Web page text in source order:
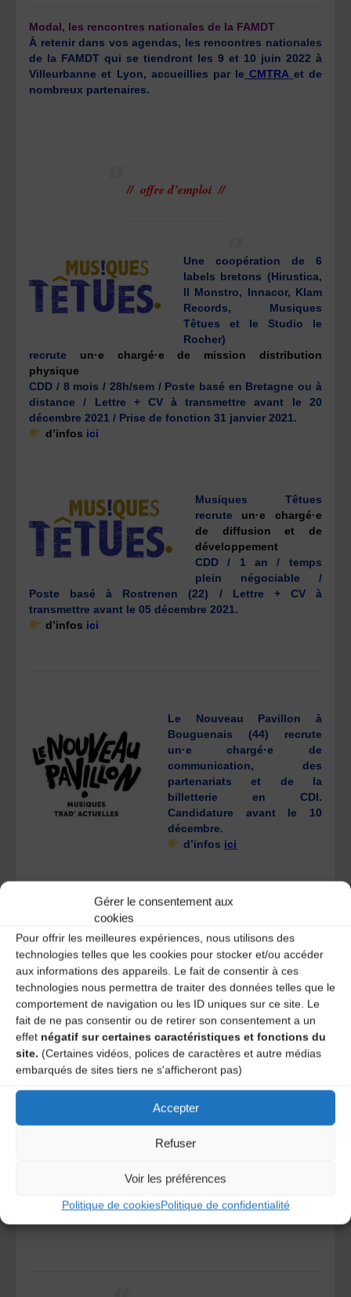
Gérer le consentement aux
cookies
Pour offrir les meilleures expériences, nous utilisons des
technologies telles que les cookies pour stocker et/ou accéder
aux informations des appareils. Le fait de consentir à ces
technologies nous permettra de traiter des données telles que le
comportement de navigation ou les ID uniques sur ce site. Le
fait de ne pas consentir ou de retirer son consentement a un
effet négatif sur certaines caractéristiques et fonctions du
site. (Certaines vidéos, polices de caractères et autre médias
embarqués de sites tiers ne s'afficheront pas)
Accepter
Refuser
Voir les préférences
Politique de cookiesPolitique de confidentialité
Modal, les rencontres nationales de la FAMDT
À retenir dans vos agendas, les rencontres nationales
de la FAMDT qui se tiendront les 9 et 10 juin 2022 à
Villeurbanne et Lyon, accueillies par le CMTRA et de
nombreux partenaires.
// offre d’emploi //
Une coopération de 6
labels bretons (Hirustica,
Il Monstro, Innacor, Klam
Records, Musiques
Têtues et le Studio le
Rocher)
recrute un·e chargé·e de mission distribution
physique
CDD / 8 mois / 28h/sem / Poste basé en Bretagne ou à
distance / Lettre + CV à transmettre avant le 20
décembre 2021 / Prise de fonction 31 janvier 2021.
d’infos ici
Musiques Têtues
recrute un·e chargé·e
de diffusion et de
développement
CDD / 1 an / temps
plein négociable /
Poste basé à Rostrenen (22) / Lettre + CV à
transmettre avant le 05 décembre 2021.
d’infos ici
Le Nouveau Pavillon à
Bouguenais (44) recrute
un·e chargé·e de
communication, des
partenariats et de la
billetterie en CDI.
Candidature avant le 10
décembre.
d’infos ici
// A écouter //
Si vous ne
l’avez pas
encore écouté,
on vous
vivement le 4e
épisode des
Podcasts
consacré au
À écouter ici